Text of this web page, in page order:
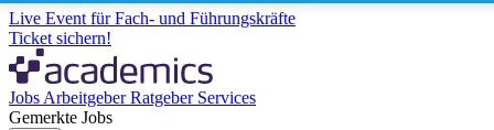
Live Event für Fach- und Führungskräfte
Ticket sichern!
Jobs ArbeitgeberRatgeber Services
Gemerkte Jobs